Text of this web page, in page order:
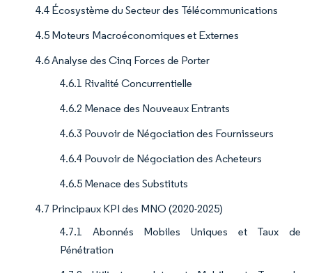
4.4 Écosystème du Secteur des Télécommunications
4.5 Moteurs Macroéconomiques et Externes
4.6 Analyse des Cinq Forces de Porter
4.6.1 Rivalité Concurrentielle
4.6.2 Menace des Nouveaux Entrants
4.6.3 Pouvoir de Négociation des Fournisseurs
4.6.4 Pouvoir de Négociation des Acheteurs
4.6.5 Menace des Substituts
4.7 Principaux KPI des MNO (2020-2025)
4.7.1 Abonnés Mobiles Uniques et Taux de
Pénétration